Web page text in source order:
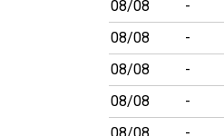
08/08
-
08/08
-
08/08
-
08/08
-